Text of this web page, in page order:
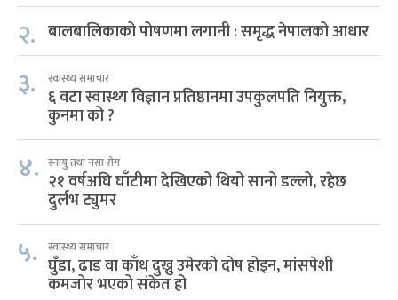
२. बालबालिकाको पोषणमा लगानी : समृद्ध नेपालको आधार
३. स्वास्थ्य समाचार
६ वटा स्वास्थ्य विज्ञान प्रतिष्ठानमा उपकुलपति नियुक्त,
कुनमा को ?
४. स्नायु तथा नसा रोग
२१ वर्षअघि घाँटीमा देखिएको थियो सानो डल्लो, रहेछ
दुर्लभ ट्युमर
५. स्वास्थ्य समाचार
घुँडा, ढाड वा काँध दुख्नु उमेरको दोष होइन, मांसपेशी
कमजोर भएको संकेत हो